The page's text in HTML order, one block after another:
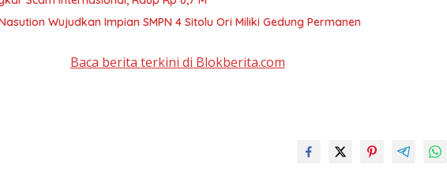
Wujudkan Impian SMPN 4 Sitolu Ori Miliki Gedung Permanen
Baca berita terkini di Blokberita.com